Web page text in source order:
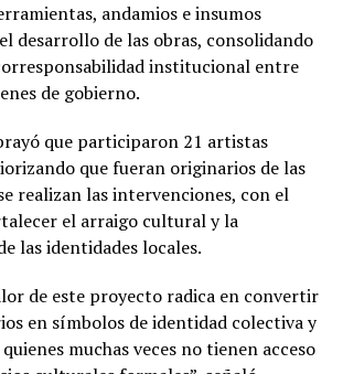
andamios e insumos
desarrollo de las obras, consolidando
institucional entre
de gobierno.
que participaron 21 artistas
que fueran originarios de las
realizan las intervenciones, con el
el arraigo cultural y la
las identidades locales.
de este proyecto radica en convertir
en símbolos de identidad colectiva y
muchas veces no tienen acceso